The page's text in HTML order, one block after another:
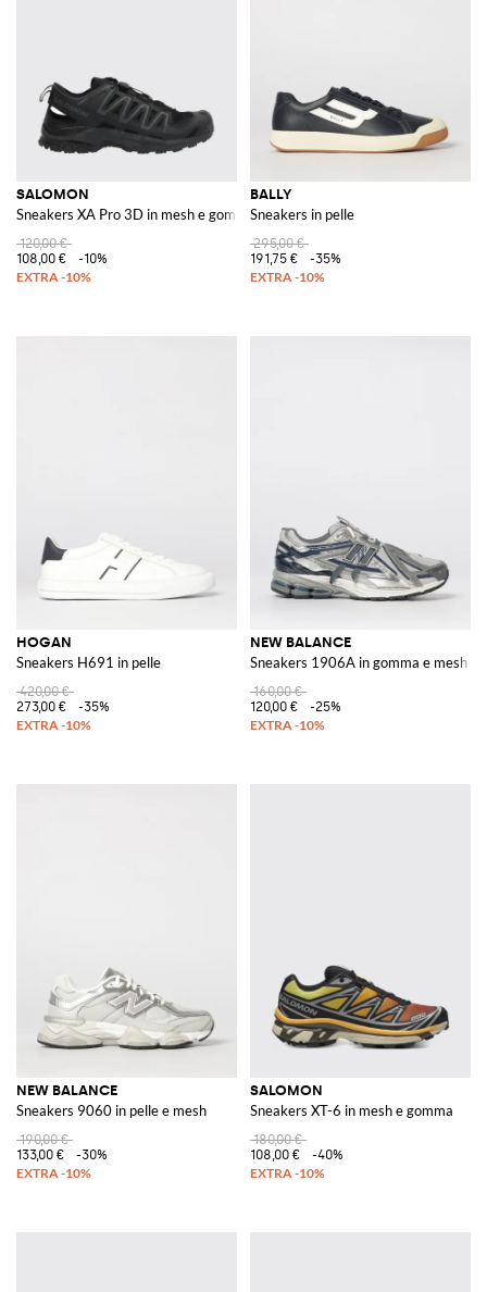
SALOMON
Sneakers XA Pro 3D in mesh e gomma
120,00 €
108,00 €
-10%
BALLY
Sneakers in pelle
295,00 €
191,75 €
-35%
HOGAN
Sneakers H691 in pelle
420,00 €
273,00 €
-35%
NEW BALANCE
Sneakers 1906A in gomma e mesh
160,00 €
120,00 €
-25%
NEW BALANCE
Sneakers 9060 in pelle e mesh
190,00 €
133,00 €
-30%
SALOMON
Sneakers XT-6 in mesh e gomma
180,00 €
108,00 €
-40%